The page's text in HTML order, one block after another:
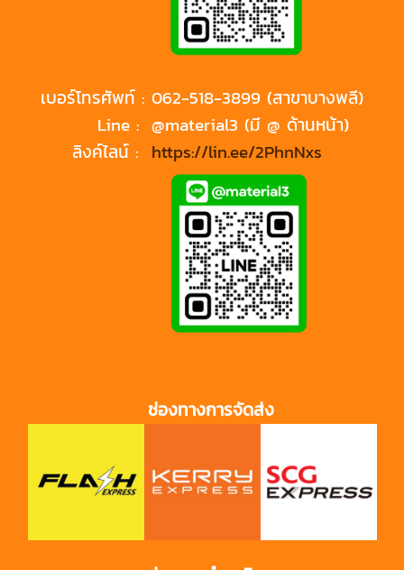
เบอร์โทรศัพท์ : 062-518-3899 (สาขาบางพลี)
Line : @material3 (มี @ ด้านหน้า)
ลิงค์ไลน์ : https://lin.ee/2PhnNxs
ช่องทางการจัดส่ง